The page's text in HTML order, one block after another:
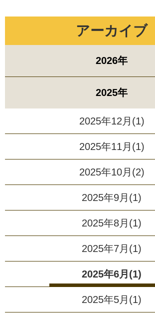
アーカイブ
2026年
2025年
2025年12月(1)
2025年11月(1)
2025年10月(2)
2025年9月(1)
2025年8月(1)
2025年7月(1)
2025年6月(1)
2025年5月(1)